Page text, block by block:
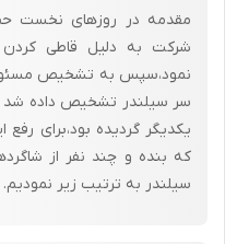
آورند . در حین کار ممکن
عقب میل لنگ مشکل تر از
ضربه های چکش فیبری یا
جدا نمود. سپس میل لگ را با
کار یا تشت مخصوص شستشو
توجه شود که میل لنگ در
مقدمه در روزهای نخست
شرکت به دلیل قاطی
نمود،سپس به تشخیص مسئول
سر سیلندر تشخیص داده
یکدیگر گردیده بود،برای
که بنده و چند نفر از
سیلندر به ترتیب زیر